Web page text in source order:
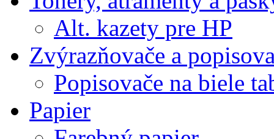
Alt. kazety pre HP
Zvýrazňovače a
Popisovače na biele
Papier